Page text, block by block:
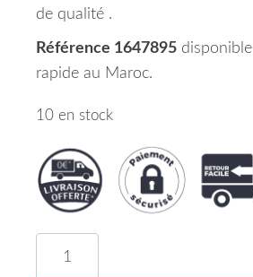
de qualité .
Référence 1647895
rapide au Maroc.
10 en stock